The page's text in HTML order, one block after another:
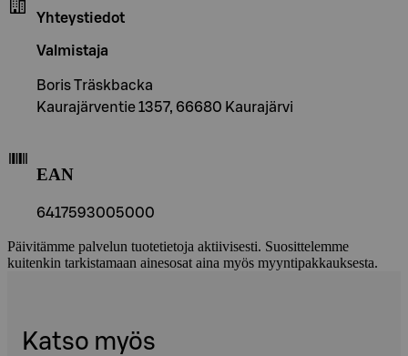
Yhteystiedot
Valmistaja
Boris Träskbacka
Kaurajärventie 1357, 66680 Kaurajärvi
EAN
6417593005000
Päivitämme palvelun tuotetietoja aktiivisesti. Suosittelemme
kuitenkin tarkistamaan ainesosat aina myös myyntipakkauksesta.
Katso myös